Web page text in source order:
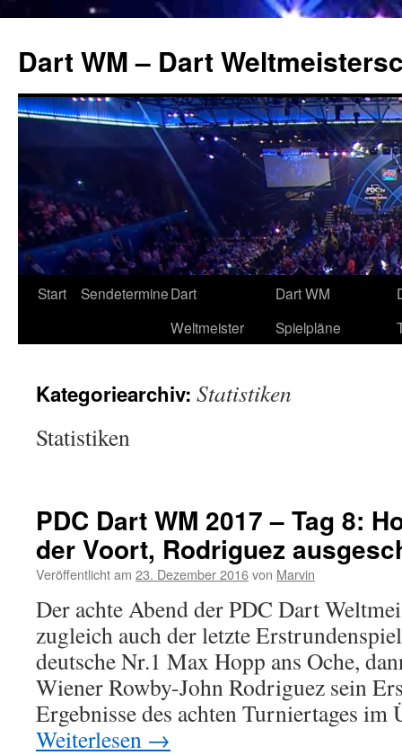
springen
Dart WM – Dart
Start SendetermineDart
Weltmeister
Dart WM
Spielpläne
Kategoriearchiv: Statistiken
Statistiken
PDC Dart WM 2017 – Tag 8:
der Voort, Rodriguez
Veröffentlicht am 23. Dezember 2016von Marvin
Der achte Abend der PDC Dart
zugleich auch der letzte
deutsche Nr.1 Max Hopp ans Oche,
Wiener Rowby-John Rodriguez sein
Ergebnisse des achten Turniertages
Weiterlesen →